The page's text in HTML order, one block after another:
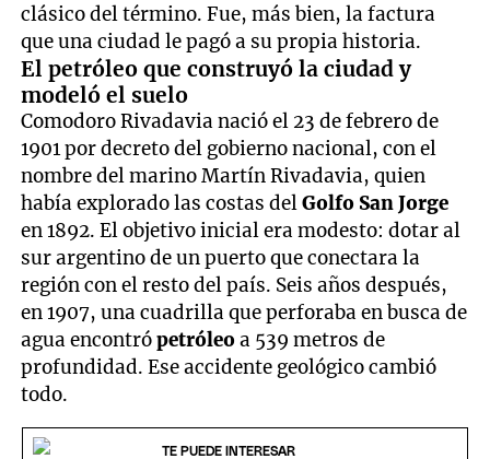
clásico del término. Fue, más bien, la factura
que una ciudad le pagó a su propia historia.
El petróleo que construyó la ciudad y
modeló el suelo
Comodoro Rivadavia nació el 23 de febrero de
1901 por decreto del gobierno nacional, con el
nombre del marino Martín Rivadavia, quien
había explorado las costas delGolfo San Jorge
en 1892. El objetivo inicial era modesto: dotar al
sur argentino de un puerto que conectara la
región con el resto del país. Seis años después,
en 1907, una cuadrilla que perforaba en busca de
agua encontrópetróleoa 539 metros de
profundidad. Ese accidente geológico cambió
todo.
TE PUEDE INTERESAR